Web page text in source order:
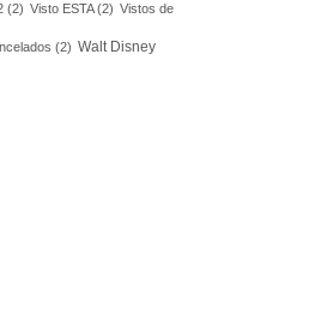
(2) Visto ESTA(2) Vistos de
(2) Walt Disney